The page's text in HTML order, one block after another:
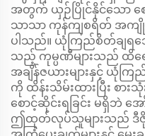
အတွက် ယှဉ်ပြိုင်နိုင်သော ဈေ
သာသာ ကုန်ကျစရိတ် အကျိုး
ပါသည်။ ယုံကြည်စိတ်ချရသ
သည့် ကုမ္ပဏီများသည် ထိ
အချိန်ဇယားများနှင့် ယုံကြ
ကို ထိန်းသိမ်းထားပြီး စား
စောင့်ဆိုင်းရခြင်း မရှိဘဲ အ
ဤထုတ်လုပ်သူများသည် ဒီဇို